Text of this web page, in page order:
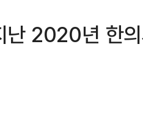
난 2020년 한